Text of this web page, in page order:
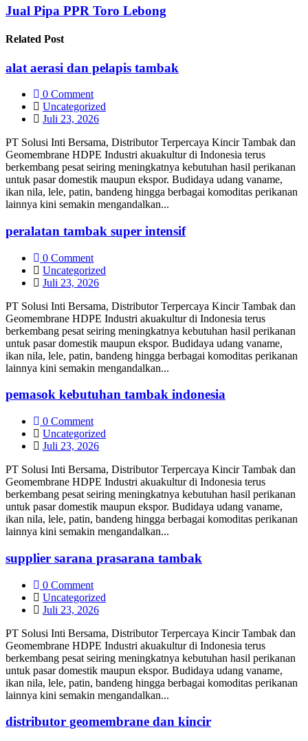
Jual Pipa PPR Toro Lebong
Related Post
alat aerasi dan pelapis tambak
0 Comment
Uncategorized
Juli 23, 2026
PT Solusi Inti Bersama, Distributor Terpercaya Kincir Tambak dan
Geomembrane HDPE Industri akuakultur di Indonesia terus
berkembang pesat seiring meningkatnya kebutuhan hasil perikanan
untuk pasar domestik maupun ekspor. Budidaya udang vaname,
ikan nila, lele, patin, bandeng hingga berbagai komoditas perikanan
lainnya kini semakin mengandalkan...
peralatan tambak super intensif
0 Comment
Uncategorized
Juli 23, 2026
PT Solusi Inti Bersama, Distributor Terpercaya Kincir Tambak dan
Geomembrane HDPE Industri akuakultur di Indonesia terus
berkembang pesat seiring meningkatnya kebutuhan hasil perikanan
untuk pasar domestik maupun ekspor. Budidaya udang vaname,
ikan nila, lele, patin, bandeng hingga berbagai komoditas perikanan
lainnya kini semakin mengandalkan...
pemasok kebutuhan tambak indonesia
0 Comment
Uncategorized
Juli 23, 2026
PT Solusi Inti Bersama, Distributor Terpercaya Kincir Tambak dan
Geomembrane HDPE Industri akuakultur di Indonesia terus
berkembang pesat seiring meningkatnya kebutuhan hasil perikanan
untuk pasar domestik maupun ekspor. Budidaya udang vaname,
ikan nila, lele, patin, bandeng hingga berbagai komoditas perikanan
lainnya kini semakin mengandalkan...
supplier sarana prasarana tambak
0 Comment
Uncategorized
Juli 23, 2026
PT Solusi Inti Bersama, Distributor Terpercaya Kincir Tambak dan
Geomembrane HDPE Industri akuakultur di Indonesia terus
berkembang pesat seiring meningkatnya kebutuhan hasil perikanan
untuk pasar domestik maupun ekspor. Budidaya udang vaname,
ikan nila, lele, patin, bandeng hingga berbagai komoditas perikanan
lainnya kini semakin mengandalkan...
distributor geomembrane dan kincir